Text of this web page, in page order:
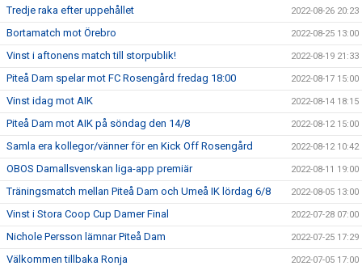
Tredje raka efter uppehållet 2022-08-26 20:23
Bortamatch mot Örebro 2022-08-25 13:00
Vinst i aftonens match till storpublik! 2022-08-19 21:33
Piteå Dam spelar mot FC Rosengård fredag 18:00 2022-08-17 15:00
Vinst idag mot AIK 2022-08-14 18:15
Piteå Dam mot AIK på söndag den 14/8 2022-08-12 15:00
Samla era kollegor/vänner för en Kick Off Rosengård 2022-08-12 10:42
OBOS Damallsvenskan liga-app premiär 2022-08-11 19:00
Träningsmatch mellan Piteå Dam och Umeå IK lördag 6/8 2022-08-05 13:00
Vinst i Stora Coop Cup Damer Final 2022-07-28 07:00
Nichole Persson lämnar Piteå Dam 2022-07-25 17:29
Välkommen tillbaka Ronja 2022-07-05 17:00